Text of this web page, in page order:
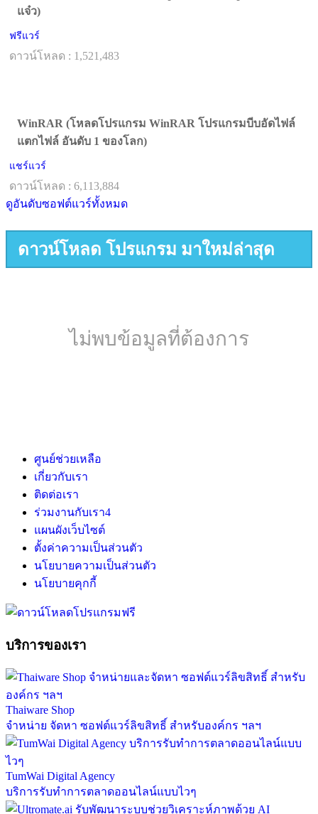
แจ๋ว)
ฟรีแวร์
ดาวน์โหลด : 1,521,483
WinRAR (โหลดโปรแกรม WinRAR โปรแกรมบีบอัดไฟล์
แตกไฟล์ อันดับ 1 ของโลก)
แชร์แวร์
ดาวน์โหลด : 6,113,884
ดูอันดับซอฟต์แวร์ทั้งหมด
ดาวน์โหลด โปรแกรม มาใหม่ล่าสุด
ไม่พบข้อมูลที่ต้องการ
ศูนย์ช่วยเหลือ
เกี่ยวกับเรา
ติดต่อเรา
ร่วมงานกับเรา4
แผนผังเว็บไซต์
ตั้งค่าความเป็นส่วนตัว
นโยบายความเป็นส่วนตัว
นโยบายคุกกี้
บริการของเรา
Thaiware Shop
จำหน่าย จัดหา ซอฟต์แวร์ลิขสิทธิ์ สำหรับองค์กร ฯลฯ
TumWai Digital Agency
บริการรับทำการตลาดออนไลน์แบบไวๆ